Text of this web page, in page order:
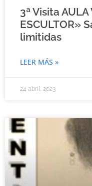
3ª Visita
ESCULTOR»
limitidas
LEER MÁS »
24 abril, 2023